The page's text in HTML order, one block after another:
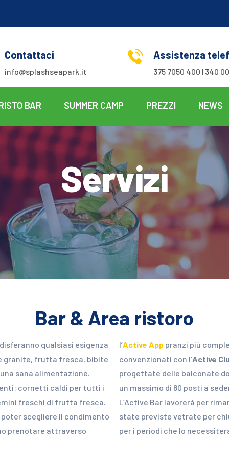
Contattaci
info@splashseapark.it
Assistenza
375 7050 400 | 340
BAR SUMMER CAMP PREZZI NEWS
Servizi
Bar & Area ristoro
qualsiasi esigenza
granite, frutta fresca, bibite
sana alimentazione.
cornetti caldi per tutti i
freschi di frutta fresca.
scegliere il condimento
prenotare attraverso
l’Active App pranzi più
convenzionati con l’Active
progettate delle balconate
un massimo di 80 posti a
L’Active Bar lavorerà per
state previste vetrate per
per i periodi che lo